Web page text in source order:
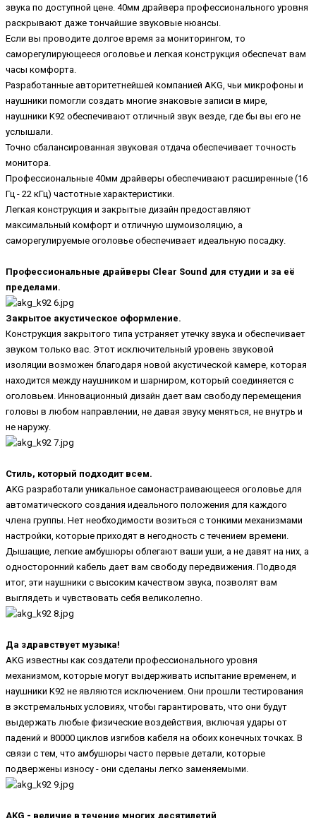
звука по доступной цене. 40мм драйвера профессионального уровня
раскрывают даже тончайшие звуковые нюансы.
Если вы проводите долгое время за мониторингом, то
саморегулирующееся оголовье и легкая конструкция обеспечат вам
часы комфорта.
Разработанные авторитетнейшей компанией AKG, чьи микрофоны и
наушники помогли создать многие знаковые записи в мире,
наушники K92 обеспечивают отличный звук везде, где бы вы его не
услышали.
Точно сбалансированная звуковая отдача обеспечивает точность
монитора.
Профессиональные 40мм драйверы обеспечивают расширенные (16
Гц - 22 кГц) частотные характеристики.
Легкая конструкция и закрытые дизайн предоставляют
максимальный комфорт и отличную шумоизоляцию, а
саморегулируемые оголовье обеспечивает идеальную посадку.
Профессиональные драйверы Clear Sound для студии и за её
пределами.
Закрытое акустическое оформление.
Конструкция закрытого типа устраняет утечку звука и обеспечивает
звуком только вас. Этот исключительный уровень звуковой
изоляции возможен благодаря новой акустической камере, которая
находится между наушником и шарниром, который соединяется с
оголовьем. Инновационный дизайн дает вам свободу перемещения
головы в любом направлении, не давая звуку меняться, не внутрь и
не наружу.
Стиль, который подходит всем.
AKG разработали уникальное самонастраивающееся оголовье для
автоматического создания идеального положения для каждого
члена группы. Нет необходимости возиться с тонкими механизмами
настройки, которые приходят в негодность с течением времени.
Дышащие, легкие амбушюры облегают ваши уши, а не давят на них, а
односторонний кабель дает вам свободу передвижения. Подводя
итог, эти наушники с высоким качеством звука, позволят вам
выглядеть и чувствовать себя великолепно.
Да здравствует музыка!
AKG известны как создатели профессионального уровня
механизмом, которые могут выдерживать испытание временем, и
наушники K92 не являются исключением. Они прошли тестирования
в экстремальных условиях, чтобы гарантировать, что они будут
выдержать любые физические воздействия, включая удары от
падений и 80000 циклов изгибов кабеля на обоих конечных точках. В
связи с тем, что амбушюры часто первые детали, которые
подвержены износу - они сделаны легко заменяемыми.
AKG - величие в течение многих десятилетий